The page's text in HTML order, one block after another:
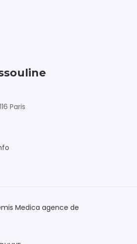
Paris
Medica agence de